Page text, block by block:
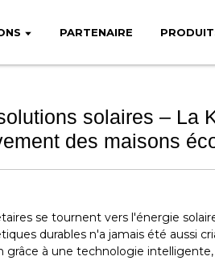
PARTENAIRE
solaires – La
des maisons
se tournent vers l'énergie
durables n'a jamais été aussi
à une technologie